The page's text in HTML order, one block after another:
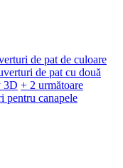
de pat de culoare
de pat cu două
3D + 2 următoare
pentru canapele